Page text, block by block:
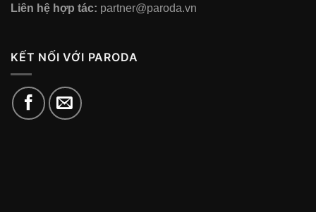
Liên hệ hợp tác: partner@paroda.vn
KẾT NỐI VỚI PARODA